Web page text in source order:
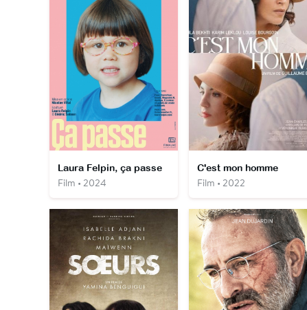
Laura Felpin, ça passe
Film • 2024
C'est mon homme
Film • 2022